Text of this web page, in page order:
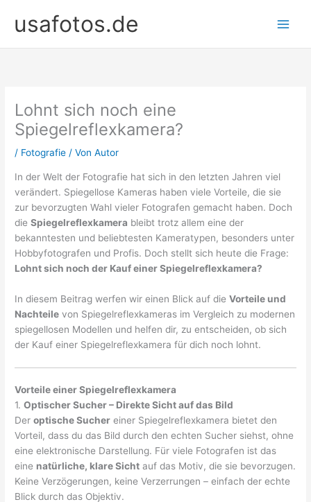
Inhaltusafotos.de
Lohnt sich noch eine
Spiegelreflexkamera?
/ Fotografie / VonAutor
In der Welt der Fotografie hat sich in den letzten Jahren viel
verändert. Spiegellose Kameras haben viele Vorteile, die sie
zur bevorzugten Wahl vieler Fotografen gemacht haben. Doch
dieSpiegelreflexkamera bleibt trotz allem eine der
bekanntesten und beliebtesten Kameratypen, besonders unter
Hobbyfotografen und Profis. Doch stellt sich heute die Frage:
Lohnt sich noch der Kauf einer Spiegelreflexkamera?
In diesem Beitrag werfen wir einen Blick auf dieVorteile und
Nachteile von Spiegelreflexkameras im Vergleich zu modernen
spiegellosen Modellen und helfen dir, zu entscheiden, ob sich
der Kauf einer Spiegelreflexkamera für dich noch lohnt.
Vorteile einer Spiegelreflexkamera
1.Optischer Sucher – Direkte Sicht auf das Bild
Deroptische Sucher einer Spiegelreflexkamera bietet den
Vorteil, dass du das Bild durch den echten Sucher siehst, ohne
eine elektronische Darstellung. Für viele Fotografen ist das
eine natürliche, klare Sicht auf das Motiv, die sie bevorzugen.
Keine Verzögerungen, keine Verzerrungen – einfach der echte
Blick durch das Objektiv.